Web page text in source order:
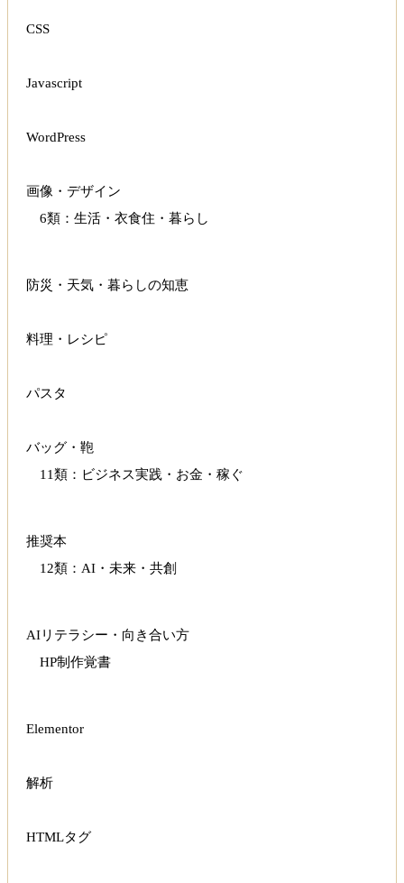
CSS
Javascript
WordPress
画像・デザイン
6類：生活・衣食住・暮らし
防災・天気・暮らしの知恵
料理・レシピ
パスタ
バッグ・鞄
11類：ビジネス実践・お金・稼ぐ
推奨本
12類：AI・未来・共創
AIリテラシー・向き合い方
HP制作覚書
Elementor
解析
HTMLタグ